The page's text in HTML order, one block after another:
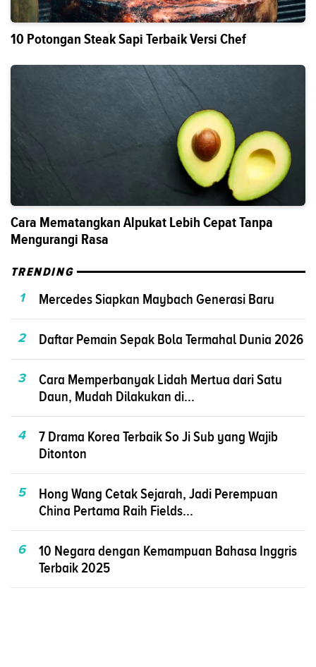
10 Potongan Steak Sapi Terbaik Versi Chef
Cara Mematangkan Alpukat Lebih Cepat Tanpa
Mengurangi Rasa
TRENDING
1
Mercedes Siapkan Maybach Generasi Baru
2 Daftar Pemain Sepak Bola Termahal Dunia 2026
3
Cara Memperbanyak Lidah Mertua dari Satu
Daun, Mudah Dilakukan di...
4
7 Drama Korea Terbaik So Ji Sub yang Wajib
Ditonton
5
Hong Wang Cetak Sejarah, Jadi Perempuan
China Pertama Raih Fields...
6
10 Negara dengan Kemampuan Bahasa Inggris
Terbaik 2025